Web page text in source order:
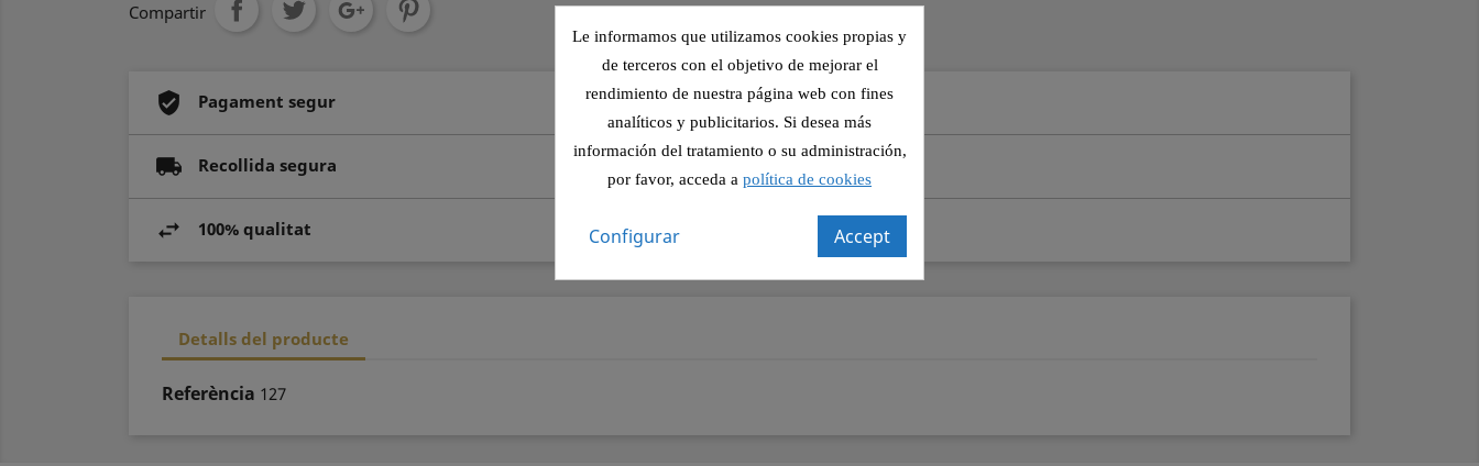
Compartir
Pagament segur
Recollida segura
100% qualitat
Detalls del producte
Referència 127
Le informamos que utilizamos cookies propias y
de terceros con el objetivo de mejorar el
rendimiento de nuestra página web con fines
analíticos y publicitarios. Si desea más
información del tratamiento o su administración,
por favor, acceda a política de cookies
Accept
Configurar